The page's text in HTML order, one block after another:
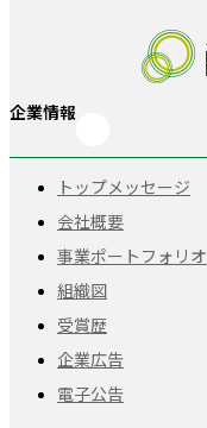
企業情報
トップメッセージ
会社概要
事業ポートフォリオ
組織図
受賞歴
企業広告
電子公告